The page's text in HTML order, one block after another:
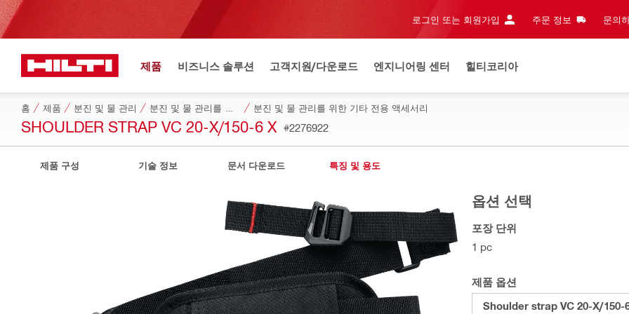
로그인 또는 회원가입 주문 정보 문의
제품 비즈니스 솔루션 고객지원/다운로드 엔지니어링 센터 힐티코리아
홈 제품 분진 및 물 관리 분진 및 물 관리를 위한 기타 전용 액세서리
SHOULDER STRAP VC 20-X/150-6 X #2276922
제품 구성 기술 정보 문서 다운로드 특징 및 용도
옵션 선택
포장 단위
1 pc
제품 옵션
Shoulder strap VC 20-X/150-